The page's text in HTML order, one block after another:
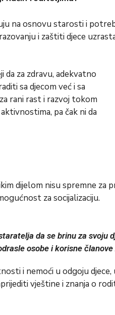
na osnovu starosti i
i zaštiti djece
za zdravu, adekvatno
sa djecom već i sa
rani rast i razvoj tokom
pa čak ni da
dijelom nisu spremne
za socijalizaciju.
da se brinu za
osobe i korisne članove
i nemoći u odgoju
vještine i znanja o